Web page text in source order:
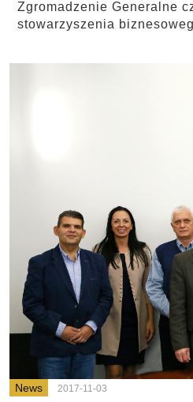
Zgromadzenie Generalne
stowarzyszenia
News 2017-11-03